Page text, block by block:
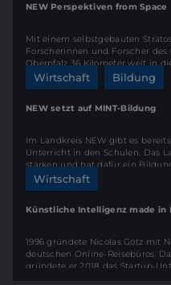
NEW Perspektiven from Space
Mit einem selbstgebauten
Forscherinnen und Forscher
Oberpfalz 36 Kilometer weit in
Wirtschaft Bildung
NEW setzt auf MINT-Bildung
Im Landkreis NEW gibt es
Unterricht in den Schulen. Das
stärken und hat dafür ein
Wirtschaft
Künstliche Intelligenz made in
1996 gründete Nicolas Götz mit
deutschen Online-Reisebüros.
gründete er 2018 das Startup-